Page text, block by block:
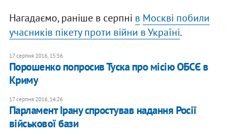
Нагадаємо, раніше в серпні в Москві побили
учасників пікету проти війни в Україні.
17 серпня 2016, 15:56
Порошенко попросив Туска про місію ОБСЄ в
Криму
17 серпня 2016, 14:26
Парламент Ірану спростував надання Росії
військової бази